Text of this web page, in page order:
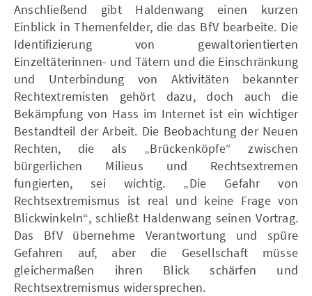
Anschließend gibt Haldenwang einen kurzen
Einblick in Themenfelder, die das BfV bearbeite. Die
Identifizierung von gewaltorientierten
Einzeltäterinnen- und Tätern und die Einschränkung
und Unterbindung von Aktivitäten bekannter
Rechtextremisten gehört dazu, doch auch die
Bekämpfung von Hass im Internet ist ein wichtiger
Bestandteil der Arbeit. Die Beobachtung der Neuen
Rechten, die als „Brückenköpfe“ zwischen
bürgerlichen Milieus und Rechtsextremen
fungierten, sei wichtig. „Die Gefahr von
Rechtsextremismus ist real und keine Frage von
Blickwinkeln“, schließt Haldenwang seinen Vortrag.
Das BfV übernehme Verantwortung und spüre
Gefahren auf, aber die Gesellschaft müsse
gleichermaßen ihren Blick schärfen und
Rechtsextremismus widersprechen.